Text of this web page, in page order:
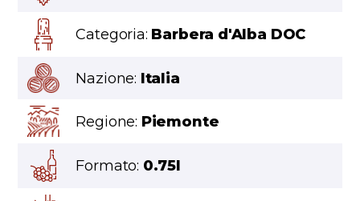
Categoria: Barbera d'Alba DOC
Nazione: Italia
Regione: Piemonte
Formato: 0.75l